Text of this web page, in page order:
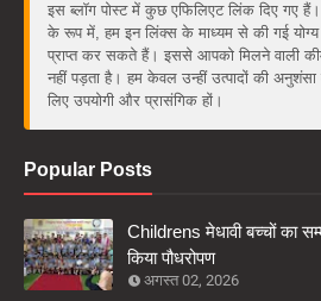
इस ब्लॉग पोस्ट में कुछ एफिलिएट लिंक दिए गए
के रूप में, हम इन लिंक्स के माध्यम से की गई योग्य
प्राप्त कर सकते हैं। इससे आपको मिलने वाली
नहीं पड़ता है। हम केवल उन्हीं उत्पादों की
लिए उपयोगी और प्रासंगिक हों।
Popular Posts
Childrens मेधावी बच्चों का
किया पौधरोपण
अगस्त 02, 2026